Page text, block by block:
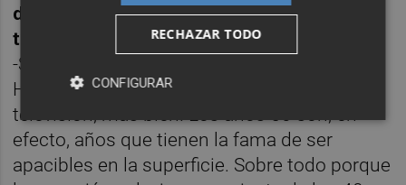
dicen. Ahí empezaron a urdirse ciertas
tramas. ¿Fueron unos años oscuros?
-Sí, pero eso no lo dicen los libros de
Historia, lo dicen algunas series de
televisión, más bien. Los años 50 son, en
efecto, años que tienen la fama de ser
apacibles en la superficie. Sobre todo porque
RECHAZAR TODO
CONFIGURAR